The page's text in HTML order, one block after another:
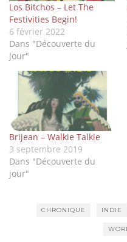
Los Bitchos – Let The
Festivities Begin!
6 février 2022
Dans "Découverte du
jour"
Brijean – Walkie Talkie
3 septembre 2019
Dans "Découverte du
jour"
CHRONIQUE INDIE